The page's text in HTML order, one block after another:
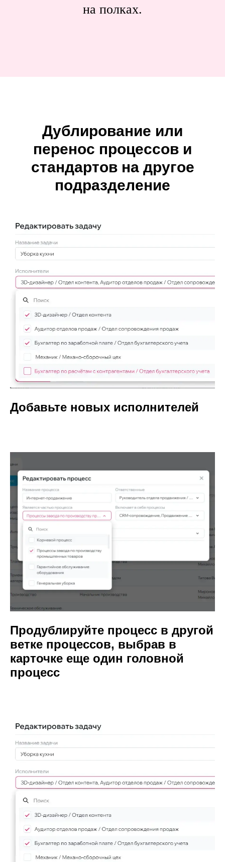
на полках.
Дублирование или
перенос процессов и
стандартов на другое
подразделение
Добавьте новых исполнителей
Продублируйте процесс в другой
ветке процессов, выбрав в
карточке еще один головной
процесс